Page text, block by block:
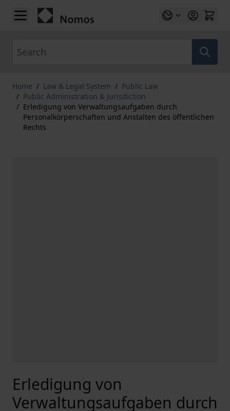
Skip to Content
Home / Law & Legal System / Public Law
/ Public Administration & Jurisdiction
/ Erledigung von Verwaltungsaufgaben durch
Personalkörperschaften und Anstalten des öffentlichen
Rechts
Erledigung von
Verwaltungsaufgaben durch